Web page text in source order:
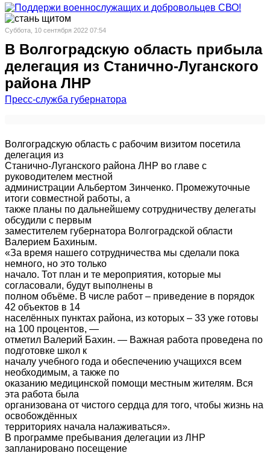
Суббота, 10 сентября 2022 07:54
В Волгоградскую область прибыла
делегация из Станично-Луганского
района ЛНР
Пресс-служба губернатора
Волгоградскую область с рабочим визитом посетила
делегация из
Станично-Луганского района ЛНР во главе с
руководителем местной
администрации Альбертом Зинченко. Промежуточные
итоги совместной работы, а
также планы по дальнейшему сотрудничеству делегаты
обсудили с первым
заместителем губернатора Волгоградской области
Валерием Бахиным.
«За время нашего сотрудничества мы сделали пока
немного, но это только
начало. Тот план и те мероприятия, которые мы
согласовали, будут выполнены в
полном объëме. В числе работ – приведение в порядок
42 объектов в 14
населëнных пунктах района, из которых – 33 уже готовы
на 100 процентов, —
отметил Валерий Бахин. — Важная работа проведена по
подготовке школ к
началу учебного года и обеспечению учащихся всем
необходимым, а также по
оказанию медицинской помощи местным жителям. Вся
эта работа была
организована от чистого сердца для того, чтобы жизнь на
освобождëнных
территориях начала налаживаться».
В программе пребывания делегации из ЛНР
запланировано посещение